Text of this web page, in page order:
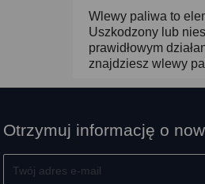
Wlewy paliwa to
Uszkodzony lub
prawidłowym
znajdziesz wlewy
Otrzymuj informację o